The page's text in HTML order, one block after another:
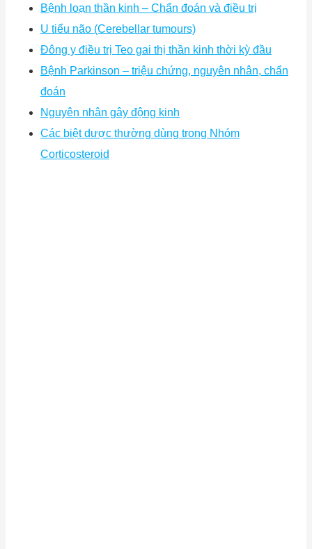
Bệnh loạn thần kinh – Chẩn đoán và điều trị
U tiểu não (Cerebellar tumours)
Đông y điều trị Teo gai thị thần kinh thời kỳ đầu
Bệnh Parkinson – triệu chứng, nguyên nhân, chẩn
đoán
Nguyên nhân gây động kinh
Các biệt dược thường dùng trong Nhóm
Corticosteroid